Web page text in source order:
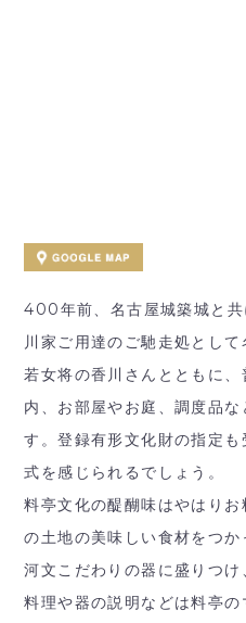
400年前、名古屋城築城と
川家ご用達のご馳走処として
若女将の香川さんとともに
内、お部屋やお庭、調度品
す。登録有形文化財の指定
式を感じられるでしょう。
料亭文化の醍醐味はやはり
の土地の美味しい食材をつか
河文こだわりの器に盛りつ
料理や器の説明などは料亭